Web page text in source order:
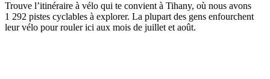
Trouve l’itinéraire à vélo qui te convient à Tihany, où nous avons
1 292 pistes cyclables à explorer. La plupart des gens enfourchent
leur vélo pour rouler ici aux mois de juillet et août.